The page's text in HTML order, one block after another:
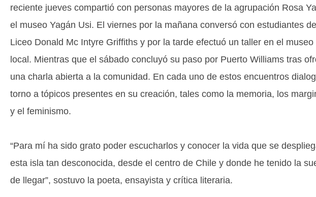
reciente jueves compartió con personas mayores de la agrupación Rosa
el museo Yagán Usi. El viernes por la mañana conversó con estudiantes
Liceo Donald Mc Intyre Griffiths y por la tarde efectuó un taller en el museo
local. Mientras que el sábado concluyó su paso por Puerto Williams tras
una charla abierta a la comunidad. En cada uno de estos encuentros
torno a tópicos presentes en su creación, tales como la memoria, los
y el feminismo.
“Para mí ha sido grato poder escucharlos y conocer la vida que se
esta isla tan desconocida, desde el centro de Chile y donde he tenido la
de llegar”, sostuvo la poeta, ensayista y crítica literaria.